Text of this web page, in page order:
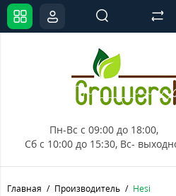
Пн-Вс с 09:00 до 18:00,
Сб с 10:00 до 15:30, Вс-
Главная Производитель Hesi